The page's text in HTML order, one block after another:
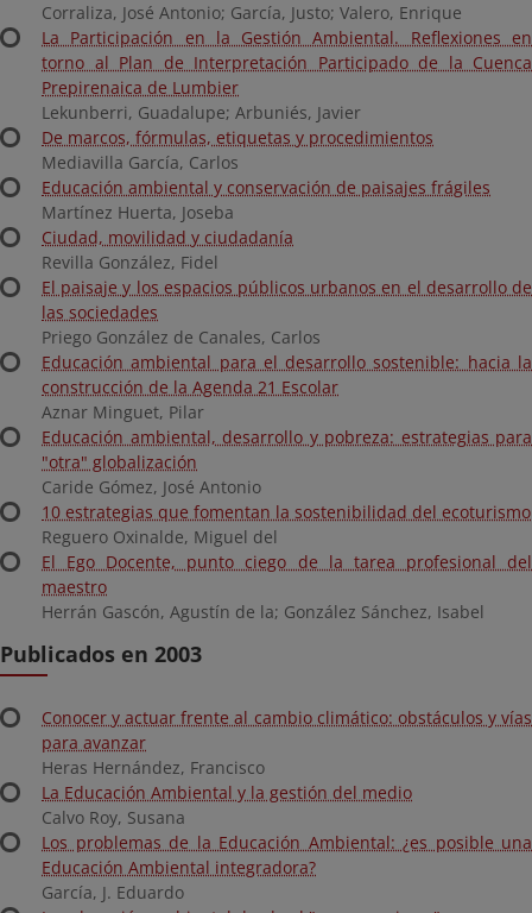
Corraliza, José Antonio; García, Justo; Valero, Enrique
La Participación en la Gestión Ambiental. Reflexiones en
torno al Plan de Interpretación Participado de la Cuenca
Prepirenaica de Lumbier
Lekunberri, Guadalupe; Arbuniés, Javier
De marcos, fórmulas, etiquetas y procedimientos
Mediavilla García, Carlos
Educación ambiental y conservación de paisajes frágiles
Martínez Huerta, Joseba
Ciudad, movilidad y ciudadanía
Revilla González, Fidel
El paisaje y los espacios públicos urbanos en el desarrollo de
las sociedades
Priego González de Canales, Carlos
Educación ambiental para el desarrollo sostenible: hacia la
construcción de la Agenda 21 Escolar
Aznar Minguet, Pilar
Educación ambiental, desarrollo y pobreza: estrategias para
"otra" globalización
Caride Gómez, José Antonio
10 estrategias que fomentan la sostenibilidad del ecoturismo
Reguero Oxinalde, Miguel del
El Ego Docente, punto ciego de la tarea profesional del
maestro
Herrán Gascón, Agustín de la; González Sánchez, Isabel
Publicados en 2003
Conocer y actuar frente al cambio climático: obstáculos y vías
para avanzar
Heras Hernández, Francisco
La Educación Ambiental y la gestión del medio
Calvo Roy, Susana
Los problemas de la Educación Ambiental: ¿es posible una
Educación Ambiental integradora?
García, J. Eduardo